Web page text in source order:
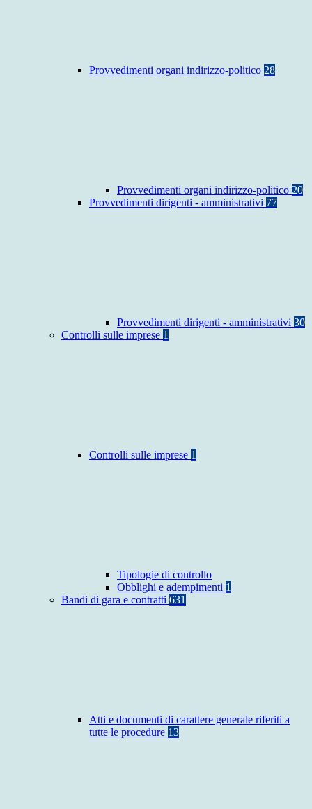
Provvedimenti organi indirizzo-politico 28
Provvedimenti organi indirizzo-politico 20
Provvedimenti dirigenti - amministrativi 77
Provvedimenti dirigenti - amministrativi 30
Controlli sulle imprese 1
Controlli sulle imprese 1
Tipologie di controllo
Obblighi e adempimenti 1
Bandi di gara e contratti 631
Atti e documenti di carattere generale riferiti a
tutte le procedure 13